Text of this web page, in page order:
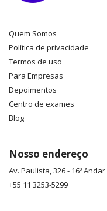
Quem Somos
Política de privacidade
Termos de uso
Para Empresas
Depoimentos
Centro de exames
Blog
Nosso endereço
Av. Paulista, 326 - 16º Andar
+55 11 3253-5299